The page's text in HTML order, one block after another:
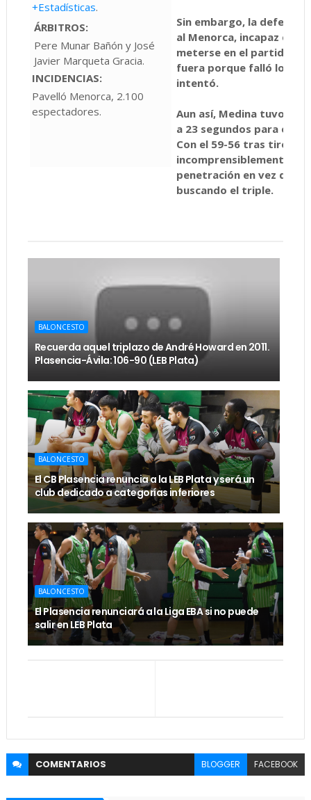
+Estadísticas.
ÁRBITROS:
Pere Munar Bañón y José
Javier Marqueta Gracia.
INCIDENCIAS:
Pavelló Menorca, 2.100
espectadores.
Sin embargo, la defensa
al Menorca, incapaz de
meterse en el partido y
fuera porque falló los
intentó.
Aun así, Medina tuvo
a 23 segundos para el
Con el 59-56 tras tiros
incomprensiblemente,
penetración en vez de
buscando el triple.
BALONCESTO
Recuerda aquel triplazo de André Howard en 2011.
Plasencia-Ávila: 106-90 (LEB Plata)
BALONCESTO
El CB Plasencia renuncia a la LEB Plata y será un
club dedicado a categorías inferiores
BALONCESTO
El Plasencia renunciará a la Liga EBA si no puede
salir en LEB Plata
COMENTARIOS BLOGGER FACEBOOK